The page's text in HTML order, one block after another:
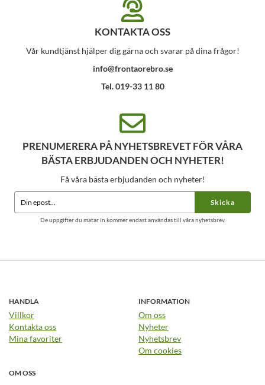
KONTAKTA OSS
Vår kundtjänst hjälper dig gärna och svarar på dina frågor!
info@frontaorebro.se
Tel. 019-33 11 80
PRENUMERERA PÅ NYHETSBREVET FÖR VÅRA
BÄSTA ERBJUDANDEN OCH NYHETER!
Få våra bästa erbjudanden och nyheter!
Skicka
De uppgifter du matar in kommer endast användas till våra nyhetsbrev.
HANDLA
Villkor
Kontakta oss
Mina favoriter
INFORMATION
Om oss
Nyheter
Nyhetsbrev
Om cookies
OM OSS